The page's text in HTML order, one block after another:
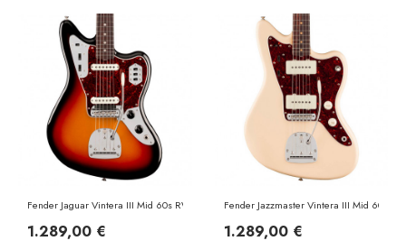
Fender Jaguar Vintera III Mid 60s RW 3 Color Sunburst
1.289,00 €
Fender Jazzmaster Vintera III Mid 60s
1.289,00 €